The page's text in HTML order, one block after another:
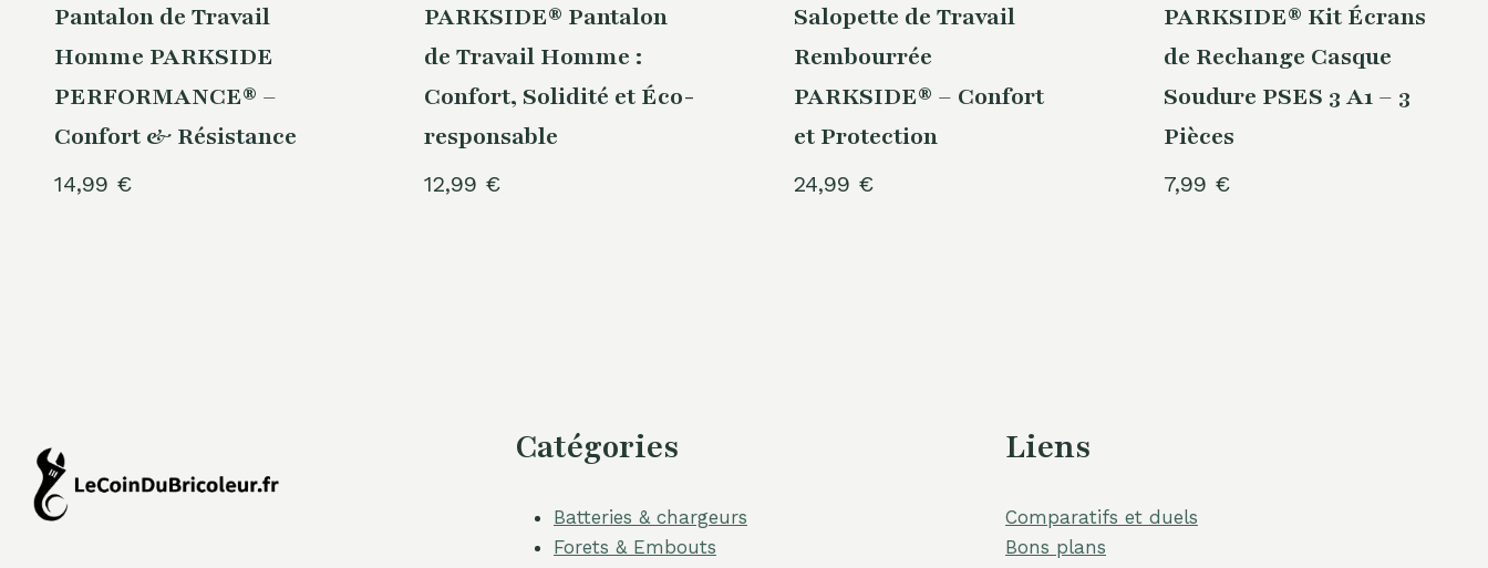
Pantalon de Travail
Homme PARKSIDE
PERFORMANCE® –
Confort & Résistance
14,99 €
PARKSIDE® Pantalon
de Travail Homme :
Confort, Solidité et Éco-
responsable
12,99 €
Salopette de Travail
Rembourrée
PARKSIDE® – Confort
et Protection
24,99 €
PARKSIDE® Kit Écrans
de Rechange Casque
Soudure PSES 3 A1 – 3
Pièces
7,99 €
Catégories
Batteries & chargeurs
Forets & Embouts
Liens
Comparatifs et duels
Bons plans